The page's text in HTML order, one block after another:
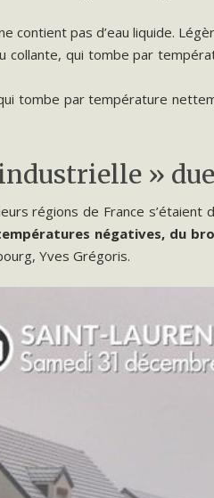
contient pas d’eau liquide.
collante, qui tombe par
tombe par température
»
régions de France
négatives, du
Yves Grégoris.